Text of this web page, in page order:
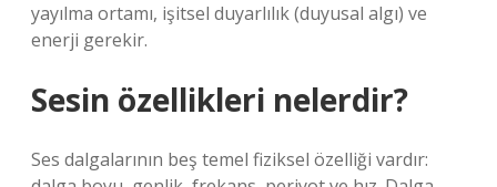
yayılma ortamı, işitsel duyarlılık (duyusal algı) ve
enerji gerekir.
Sesin özellikleri nelerdir?
Ses dalgalarının beş temel fiziksel özelliği vardır: